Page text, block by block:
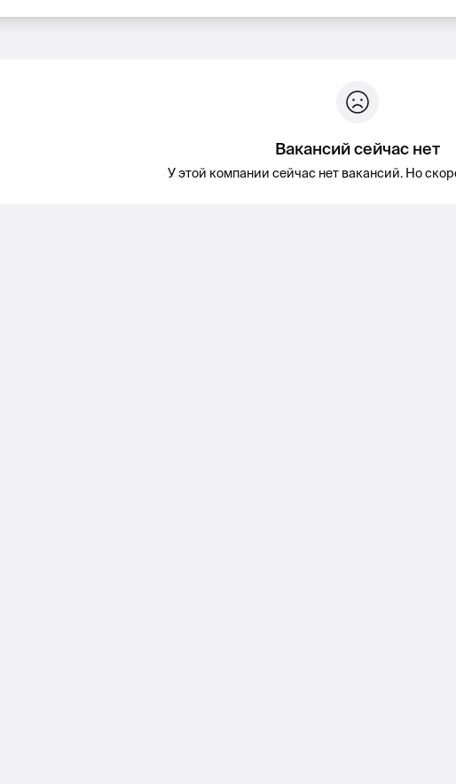
Вакансий сейчас нет
У этой компании сейчас нет вакансий. Но